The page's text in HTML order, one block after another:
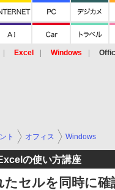
Excel Windows
ト オフィス Windows
の使い方講座
たセルを同時に